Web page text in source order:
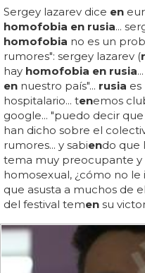
Sergey lazarev dice en
homofobia en rusia...
homofobia no es un
rumores": sergey lazarev (
hay homofobia en rusia
en nuestro país"... rusia
hospitalario... tenemos
google... "puedo decir
han dicho sobre el
rumores... y sabiendo que
tema muy preocupante y
homosexual, ¿cómo no
que asusta a muchos de
del festival temen su